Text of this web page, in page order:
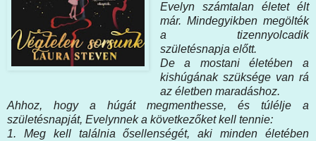
Evelyn számtalan életet élt
már. Mindegyikben megölték
a tizennyolcadik
születésnapja előtt.
De a mostani életében a
kishúgának szüksége van rá
az életben maradáshoz.
Ahhoz, hogy a húgát megmenthesse, és túlélje a
születésnapját, Evelynnek a következőket kell tennie:
1. Meg kell találnia ősellenségét, aki minden életében